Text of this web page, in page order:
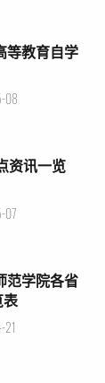
等教育自学
08
资讯一览
07
范学院各省